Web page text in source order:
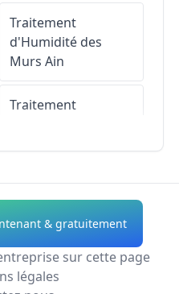
Traitement
d'Humidité des
Murs Ain
Traitement
Traitement
d'Humidité des
Murs Allier
Traitement
d'Humidité des
& gratuitement
sur cette page
légales